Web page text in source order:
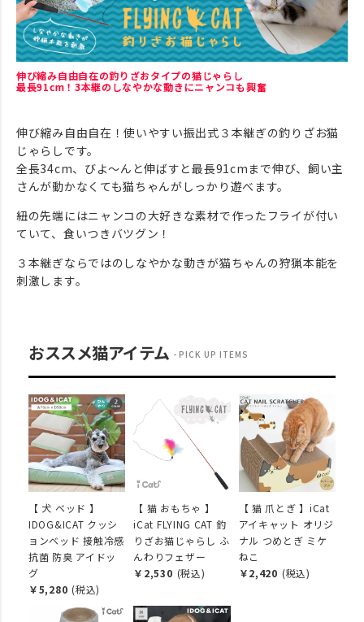
伸び縮み自由自在の釣りざおタイプの猫じゃらし
最長91cm！3本継のしなやかな動きにニャンコも興奮
伸び縮み自由自在！使いやすい振出式３本継ぎの釣りざお猫
じゃらしです。
全長34cm、びよ～んと伸ばすと最長91cmまで伸び、飼い主
さんが動かなくても猫ちゃんがしっかり遊べます。
紐の先端にはニャンコの大好きな素材で作ったフライが付い
ていて、食いつきバツグン！
３本継ぎならではのしなやかな動きが猫ちゃんの狩猟本能を
刺激します。
おススメ猫アイテム PICK UP ITEMS
【 犬 ベッド 】
IDOG&ICAT クッシ
ョンベッド 接触冷感
抗菌 防臭 アイドッ
グ
￥5,280 (税込)
【 猫 おもちゃ 】
iCat FLYING CAT 釣
りざお猫じゃらし ふ
んわりフェザー
￥2,530 (税込)
【 猫 爪とぎ 】iCat
アイキャット オリジ
ナル つめとぎ ミケ
ねこ
￥2,420 (税込)